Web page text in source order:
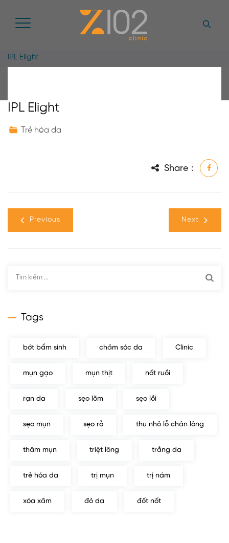
IPL Elight
IPL Elight
Trẻ hóa da
Share :
Previous Next
Tags
bớt bẩm sinh chăm sóc da Clinic
mụn gạo mụn thịt nốt ruồi
rạn da sẹo lõm sẹo lồi
sẹo mụn sẹo rỗ thu nhỏ lỗ chân lông
thâm mụn triệt lông trắng da
trẻ hóa da trị mụn trị nám
xóa xăm đỏ da đốt nốt